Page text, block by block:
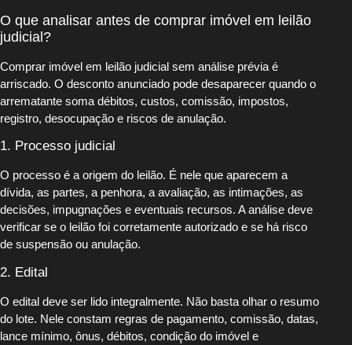
O que analisar antes de comprar imóvel em leilão
judicial?
Comprar imóvel em leilão judicial sem análise prévia é
arriscado. O desconto anunciado pode desaparecer quando o
arrematante soma débitos, custos, comissão, impostos,
registro, desocupação e riscos de anulação.
1. Processo judicial
O processo é a origem do leilão. É nele que aparecem a
dívida, as partes, a penhora, a avaliação, as intimações, as
decisões, impugnações e eventuais recursos. A análise deve
verificar se o leilão foi corretamente autorizado e se há risco
de suspensão ou anulação.
2. Edital
O edital deve ser lido integralmente. Não basta olhar o resumo
do lote. Nele constam regras de pagamento, comissão, datas,
lance mínimo, ônus, débitos, condição do imóvel e